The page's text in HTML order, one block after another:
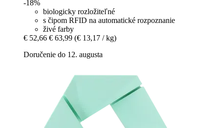
-18%
biologicky rozložiteľné
s čipom RFID na automatické rozpoznanie
živé farby
€ 52,66 € 63,99 (€ 13,17 / kg)
Doručenie do 12. augusta